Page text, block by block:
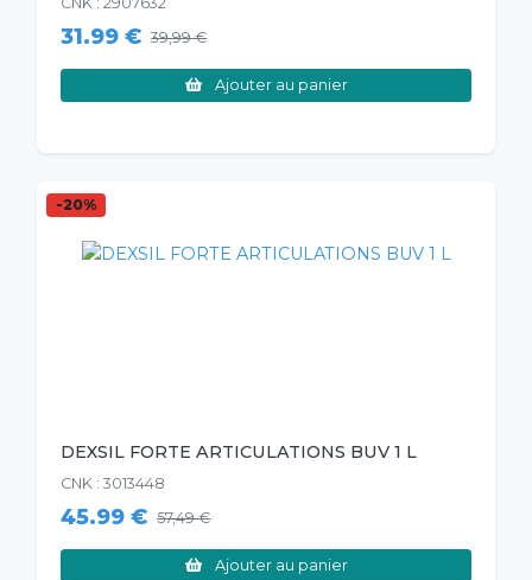
31.99 € 39,99 €
Ajouter au panier
-20%
DEXSIL FORTE ARTICULATIONS BUV 1 L
CNK : 3013448
45.99 € 57,49 €
Ajouter au panier